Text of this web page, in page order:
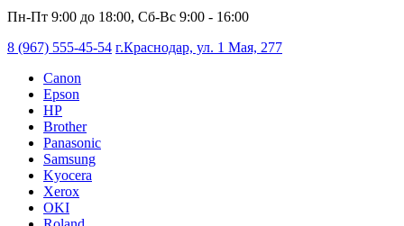
Пн-Пт 9:00 до 18:00, Сб-Вс 9:00 - 16:00
8 (967) 555-45-54 г.Краснодар, ул. 1 Мая, 277
Canon
Epson
HP
Brother
Panasonic
Samsung
Kyocera
Xerox
OKI